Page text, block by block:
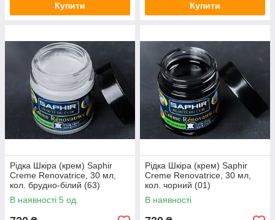
Купити Купити
Рідка Шкіра (крем) Saphir
Creme Renovatrice, 30 мл,
кол. брудно-білий (63)
В наявності 5 од.
Рідка Шкіра (крем) Saphir
Creme Renovatrice, 30 мл,
кол. чорний (01)
В наявності